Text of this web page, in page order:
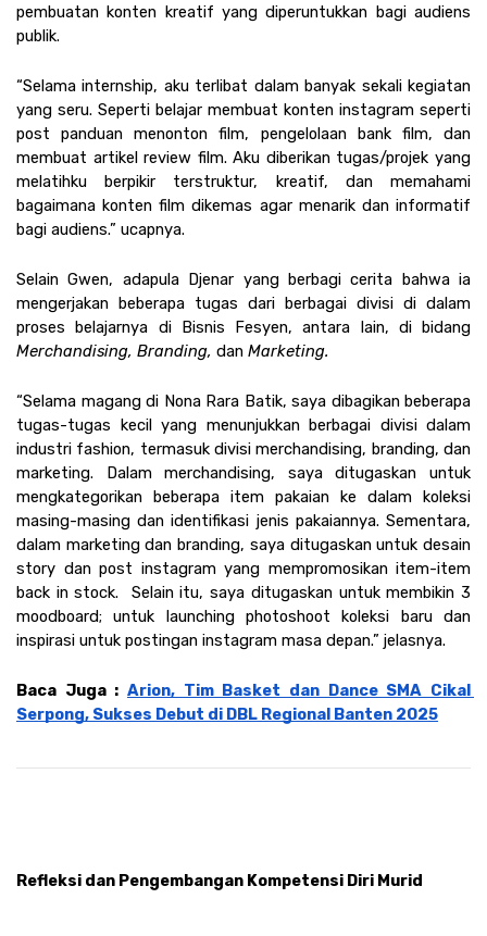
pembuatan konten kreatif yang diperuntukkan bagi audiens
publik.
“Selama internship, aku terlibat dalam banyak sekali kegiatan
yang seru. Seperti belajar membuat konten instagram seperti
post panduan menonton film, pengelolaan bank film, dan
membuat artikel review film. Aku diberikan tugas/projek yang
melatihku berpikir terstruktur, kreatif, dan memahami
bagaimana konten film dikemas agar menarik dan informatif
bagi audiens.” ucapnya.
Selain Gwen, adapula Djenar yang berbagi cerita bahwa ia
mengerjakan beberapa tugas dari berbagai divisi di dalam
Merchandising, Branding, dan Marketing.
“Selama magang di Nona Rara Batik, saya dibagikan beberapa
tugas-tugas kecil yang menunjukkan berbagai divisi dalam
industri fashion, termasuk divisi merchandising, branding, dan
marketing. Dalam merchandising, saya ditugaskan untuk
mengkategorikan beberapa item pakaian ke dalam koleksi
masing-masing dan identifikasi jenis pakaiannya. Sementara,
dalam marketing dan branding, saya ditugaskan untuk desain
story dan post instagram yang mempromosikan item-item
back in stock.  Selain itu, saya ditugaskan untuk membikin 3
moodboard; untuk launching photoshoot koleksi baru dan
inspirasi untuk postingan instagram masa depan.” jelasnya.
Baca Juga : Arion, Tim Basket dan Dance SMA Cikal
Serpong, Sukses Debut di DBL Regional Banten 2025
Refleksi dan Pengembangan Kompetensi Diri Murid